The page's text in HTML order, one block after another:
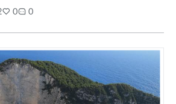
0 0